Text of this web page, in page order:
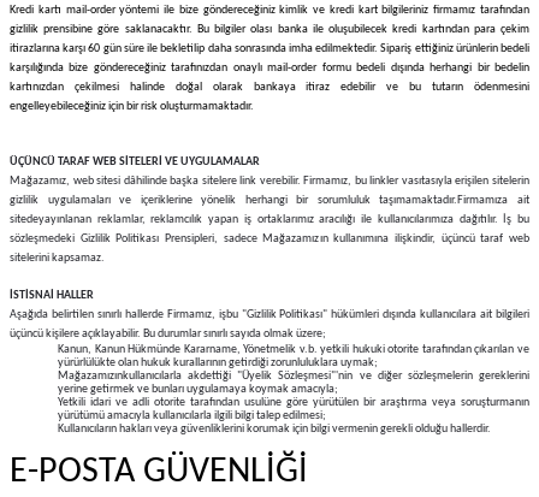
Kredi kartı mail-order yöntemi ile bize göndereceğiniz kimlik ve kredi kart bilgileriniz firmamız tarafından
gizlilik prensibine göre saklanacaktır. Bu bilgiler olası banka ile oluşubilecek kredi kartından para çekim
itirazlarına karşı 60 gün süre ile bekletilip daha sonrasında imha edilmektedir. Sipariş ettiğiniz ürünlerin bedeli
karşılığında bize göndereceğiniz tarafınızdan onaylı mail-order formu bedeli dışında herhangi bir bedelin
kartınızdan çekilmesi halinde doğal olarak bankaya itiraz edebilir ve bu tutarın ödenmesini
engelleyebileceğiniz için bir risk oluşturmamaktadır.
ÜÇÜNCÜ TARAF WEB SİTELERİ VE UYGULAMALAR
Mağazamız, web sitesi dâhilinde başka sitelere link verebilir. Firmamız, bu linkler vasıtasıyla erişilen sitelerin
gizlilik uygulamaları ve içeriklerine yönelik herhangi bir sorumluluk taşımamaktadır.Firmamıza ait
sitedeyayınlanan reklamlar, reklamcılık yapan iş ortaklarımız aracılığı ile kullanıcılarımıza dağıtılır. İş bu
sözleşmedeki Gizlilik Politikası Prensipleri, sadece Mağazamızın kullanımına ilişkindir, üçüncü taraf web
sitelerini kapsamaz.
İSTİSNAİ HALLER
Aşağıda belirtilen sınırlı hallerde Firmamız, işbu "Gizlilik Politikası" hükümleri dışında kullanıcılara ait bilgileri
üçüncü kişilere açıklayabilir. Bu durumlar sınırlı sayıda olmak üzere;
Kanun, Kanun Hükmünde Kararname, Yönetmelik v.b. yetkili hukuki otorite tarafından çıkarılan ve
yürürlülükte olan hukuk kurallarının getirdiği zorunluluklara uymak;
Mağazamızınkullanıcılarla akdettiği "Üyelik Sözleşmesi"'nin ve diğer sözleşmelerin gereklerini
yerine getirmek ve bunları uygulamaya koymak amacıyla;
Yetkili idari ve adli otorite tarafından usulüne göre yürütülen bir araştırma veya soruşturmanın
yürütümü amacıyla kullanıcılarla ilgili bilgi talep edilmesi;
Kullanıcıların hakları veya güvenliklerini korumak için bilgi vermenin gerekli olduğu hallerdir.
E-POSTA GÜVENLİĞİ